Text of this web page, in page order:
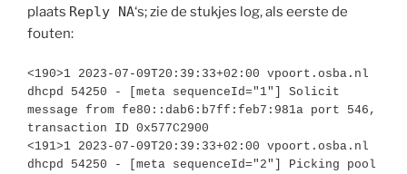
plaats Reply NA‘s; zie de stukjes log, als eerste de
fouten:
<190>1 2023-07-09T20:39:33+02:00 vpoort.osba.nl
dhcpd 54250 - [meta sequenceId="1"] Solicit
message from fe80::dab6:b7ff:feb7:981a port 546,
transaction ID 0x577C2900
<191>1 2023-07-09T20:39:33+02:00 vpoort.osba.nl
dhcpd 54250 - [meta sequenceId="2"] Picking pool